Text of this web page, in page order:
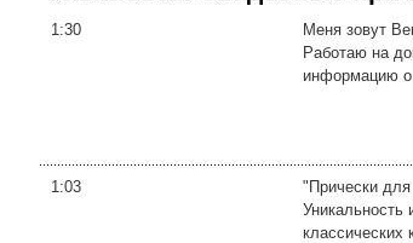
1:30
Меня зовут
Работаю на
информацию
1:03
"Прически
Уникальность
классических